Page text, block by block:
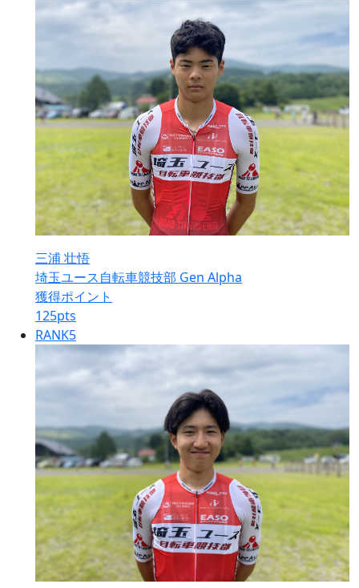
三浦 壮悟
埼玉ユース自転車競技部 Gen Alpha
獲得ポイント
125pts
RANK5